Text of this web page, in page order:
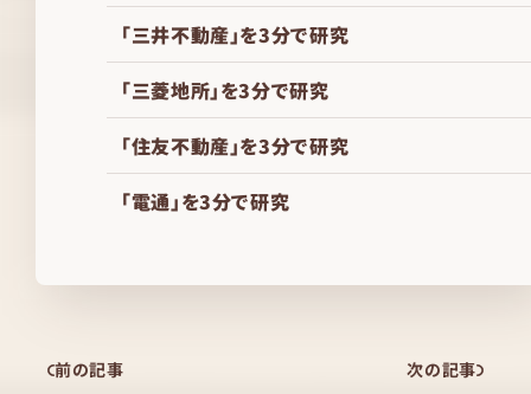
「三井不動産」を3分で研究
「三菱地所」を3分で研究
「住友不動産」を3分で研究
「電通」を3分で研究
前の記事 次の記事